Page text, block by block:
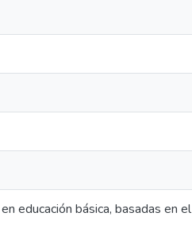
educación básica, basadas en el